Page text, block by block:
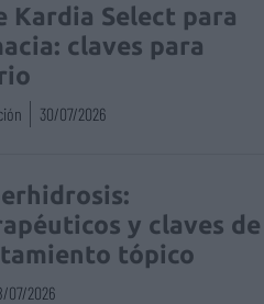
Kardia Select para
claves para
30/07/2026
y claves de
tópico
07/2026